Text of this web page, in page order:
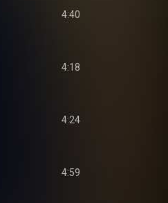
4:40
4:18
4:24
4:59